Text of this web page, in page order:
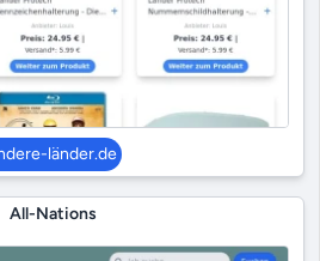
länder.de
All-Nations